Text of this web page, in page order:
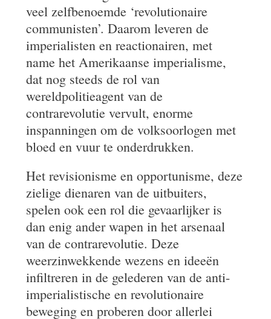
veel zelfbenoemde ‘revolutionaire
communisten’. Daarom leveren de
imperialisten en reactionairen, met
name het Amerikaanse imperialisme,
dat nog steeds de rol van
wereldpolitieagent van de
contrarevolutie vervult, enorme
inspanningen om de volksoorlogen met
bloed en vuur te onderdrukken.
Het revisionisme en opportunisme, deze
zielige dienaren van de uitbuiters,
spelen ook een rol die gevaarlijker is
dan enig ander wapen in het arsenaal
van de contrarevolutie. Deze
weerzinwekkende wezens en ideeën
infiltreren in de gelederen van de anti-
imperialistische en revolutionaire
beweging en proberen door allerlei